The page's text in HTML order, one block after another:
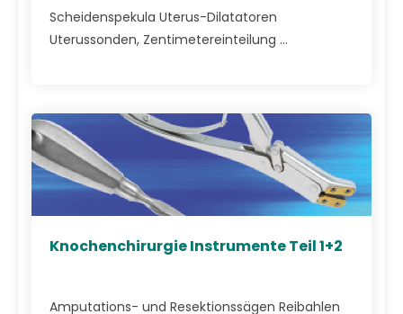
Scheidenspekula Uterus-Dilatatoren
Uterussonden, Zentimetereinteilung ...
Knochenchirurgie Instrumente Teil 1+2
Amputations- und Resektionssägen Reibahlen